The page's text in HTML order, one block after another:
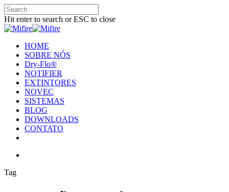
Hit enter to search or ESC to close
HOME
SOBRE NÓS
Dry-Flo®
NOTIFIER
EXTINTORES
NOVEC
SISTEMAS
BLOG
DOWNLOADS
CONTATO
Tag